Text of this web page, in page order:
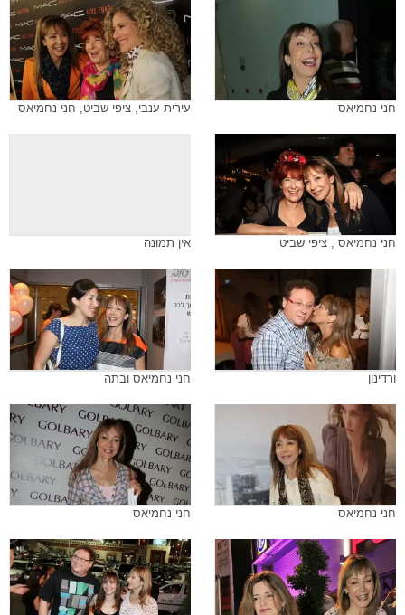
חני נחמיאס עירית ענבי, ציפי שביט, חני נחמיאס
חני נחמיאס , ציפי שביט אין תמונה
ורדינון חני נחמיאס ובתה
חני נחמיאס חני נחמיאס